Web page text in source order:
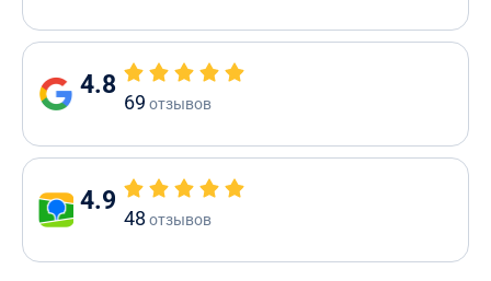
4.8
69 отзывов
4.9
48 отзывов